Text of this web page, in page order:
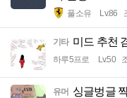
풀소유 Lv.86
기타 미드 추천
하루5프로 Lv.50
유머 싱글벙글